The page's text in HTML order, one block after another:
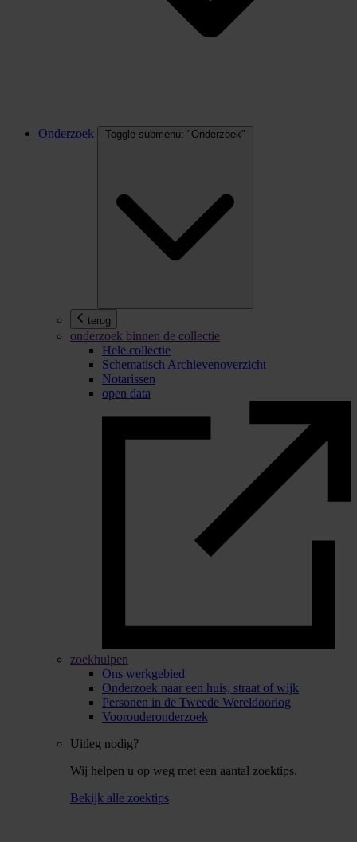
Onderzoek Toggle submenu: "Onderzoek"
terug
onderzoek binnen de collectie
Hele collectie
Schematisch Archievenoverzicht
Notarissen
open data
zoekhulpen
Ons werkgebied
Onderzoek naar een huis, straat of wijk
Personen in de Tweede Wereldoorlog
Voorouderonderzoek
Uitleg nodig?
Wij helpen u op weg met een aantal zoektips.
Bekijk alle zoektips